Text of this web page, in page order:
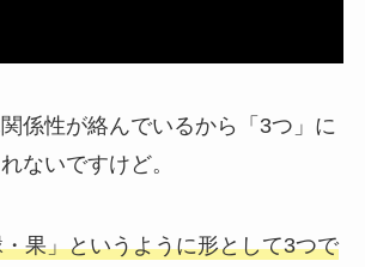
係性が絡んでいるから「3つ」に
ないですけど。
果」というように形として3つで